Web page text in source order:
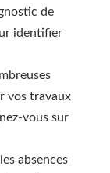
de
identifier
vos travaux
vous sur
absences